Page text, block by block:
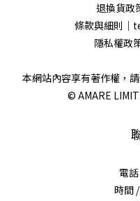
退換貨
條款與細則
隱私權政
本網站內容享有著作權，
© AMARE
電
時間